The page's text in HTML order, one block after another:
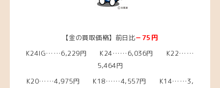
【金の買取価格】前日比－75円
K24IG……6,229円 K24……6,036円 K22……
5,464円
K20……4,975円 K18……4,557円 K14……3,